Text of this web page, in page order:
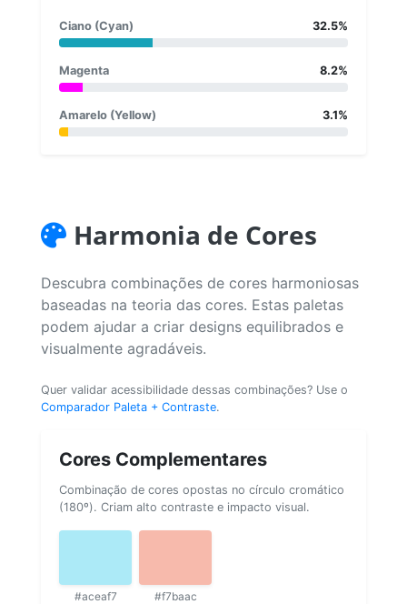
Ciano (Cyan) 32.5%
Magenta 8.2%
Amarelo (Yellow) 3.1%
Harmonia de Cores
Descubra combinações de cores harmoniosas
baseadas na teoria das cores. Estas paletas
podem ajudar a criar designs equilibrados e
visualmente agradáveis.
Quer validar acessibilidade dessas combinações? Use o
Comparador Paleta + Contraste.
Cores Complementares
Combinação de cores opostas no círculo cromático
(180º). Criam alto contraste e impacto visual.
#aceaf7 #f7baac